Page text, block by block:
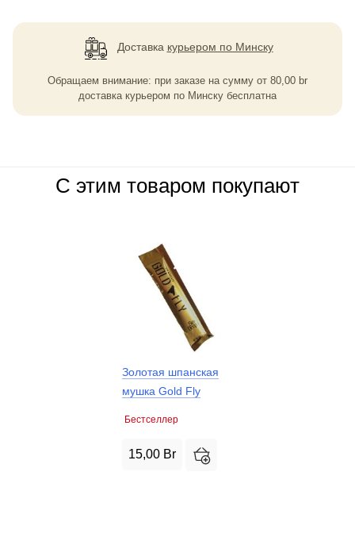
Доставка курьером по Минску
Обращаем внимание: при заказе на сумму от 80,00 br
доставка курьером по Минску бесплатна
С этим товаром покупают
Золотая шпанская
мушка Gold Fly
Бестселлер
15,00 Br